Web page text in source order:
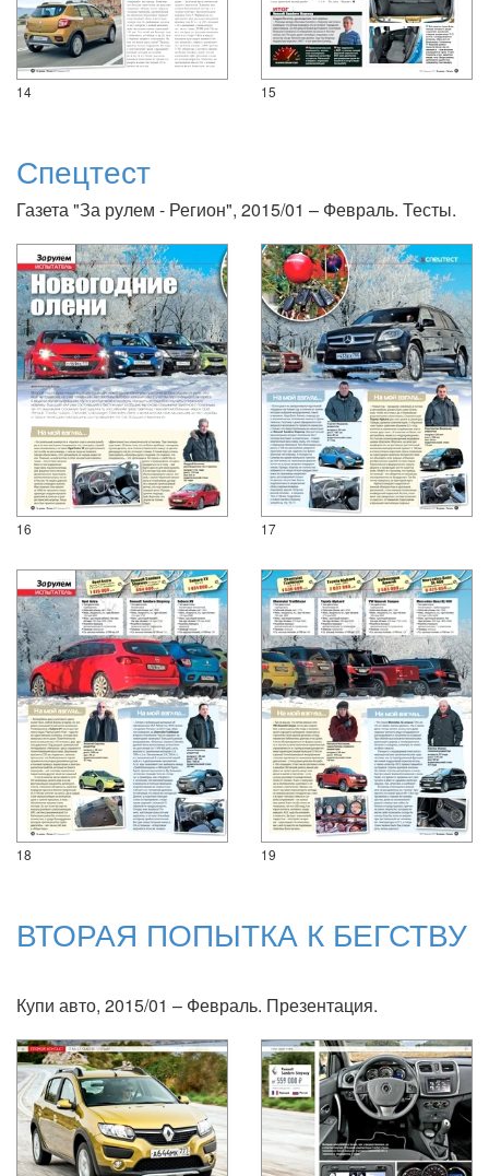
14 15
Спецтест
Газета "За рулем - Регион", 2015/01 – Февраль. Тесты.
16 17
18 19
ВТОРАЯ ПОПЫТКА К БЕГСТВУ
Купи авто, 2015/01 – Февраль. Презентация.